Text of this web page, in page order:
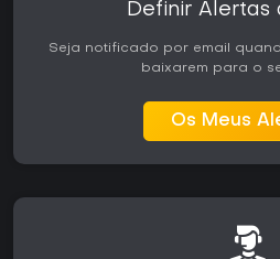
Definir Alertas
Seja notificado por email
baixarem para o
Os Meus